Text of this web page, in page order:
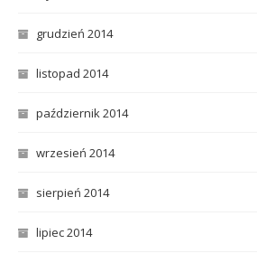
grudzień 2014
listopad 2014
październik 2014
wrzesień 2014
sierpień 2014
lipiec 2014